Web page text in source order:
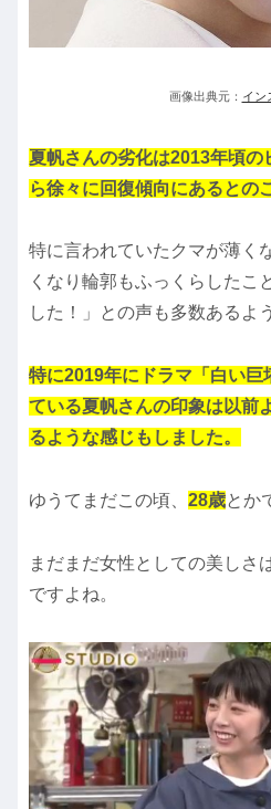
画像出典元： イン
夏帆さんの劣化は2013年頃の
ら徐々に回復傾向にあるとの
特に言われていたクマが薄く
くなり輪郭もふっくらしたこ
した！」との声も多数あるよ
特に2019年にドラマ「白い巨
ている夏帆さんの印象は以前
るような感じもしました。
ゆうてまだこの頃、 28歳とか
まだまだ女性としての美しさ
ですよね。